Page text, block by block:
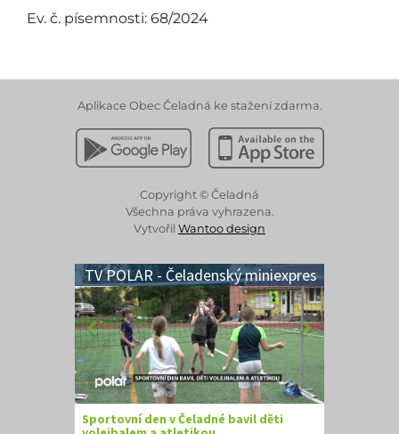
Ev. č. písemnosti: 68/2024
Aplikace Obec Čeladná ke stažení zdarma.
Stáhnout z Google PlayStáhnout z Apple App
Copyright © Čeladná
Všechna práva vyhrazena.
Vytvořil Wantoo design